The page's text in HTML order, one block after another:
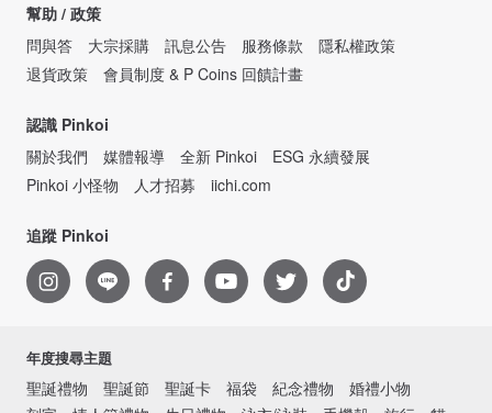
幫助 / 政策
問與答
大宗採購 訊息公告 服務條款
隱私權政策
退貨政策
會員制度 & P Coins 回饋計畫
認識 Pinkoi
關於我們
媒體報導 全新 Pinkoi
ESG 永續發展
Pinkoi 小怪物
人才招募 iichi.com
追蹤 Pinkoi
年度搜尋主題
聖誕禮物 聖誕節 聖誕卡 福袋 紀念禮物
婚禮小物